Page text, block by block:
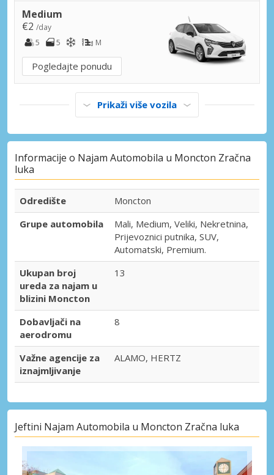
Medium
€2 /day
5
5 M
Pogledajte ponudu
Prikaži više vozila
Informacije o Najam Automobila u Moncton Zračna
luka
Odredište
Moncton
Grupe automobila
Mali, Medium, Veliki, Nekretnina,
Prijevoznici putnika, SUV,
Automatski, Premium.
Ukupan broj
ureda za najam u
blizini Moncton
13
Dobavljači na
aerodromu
8
Važne agencije za
iznajmljivanje
ALAMO, HERTZ
Jeftini Najam Automobila u Moncton Zračna luka